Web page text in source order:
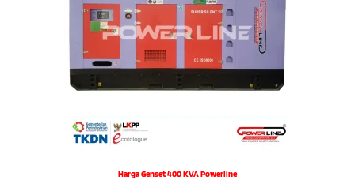
Harga Genset 400 KVA Powerline